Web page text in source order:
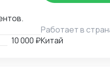
10 000 ₽
Работает в
Китай